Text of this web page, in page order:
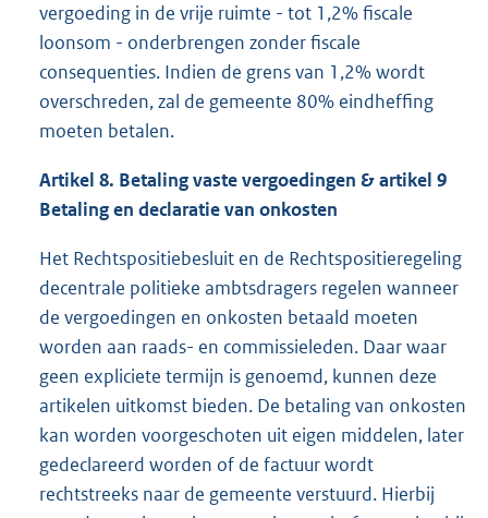
vergoeding in de vrije ruimte - tot 1,2% fiscale
loonsom - onderbrengen zonder fiscale
consequenties. Indien de grens van 1,2% wordt
overschreden, zal de gemeente 80% eindheffing
moeten betalen.
Artikel 8. Betaling vaste vergoedingen & artikel 9
Betaling en declaratie van onkosten
Het Rechtspositiebesluit en de Rechtspositieregeling
decentrale politieke ambtsdragers regelen wanneer
de vergoedingen en onkosten betaald moeten
worden aan raads- en commissieleden. Daar waar
geen expliciete termijn is genoemd, kunnen deze
artikelen uitkomst bieden. De betaling van onkosten
kan worden voorgeschoten uit eigen middelen, later
gedeclareerd worden of de factuur wordt
rechtstreeks naar de gemeente verstuurd. Hierbij